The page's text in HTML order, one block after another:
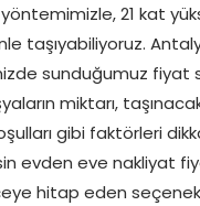
21 kat
taşıyabiliyoruz.
sunduğumuz fiyat
miktarı,
gibi faktörleri
evden eve nakliyat
hitap eden